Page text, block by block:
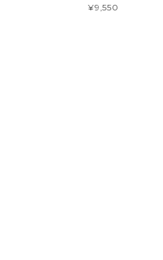
¥9,550